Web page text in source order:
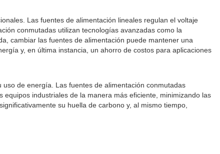
Las fuentes de alimentación lineales regulan el voltaje
conmutadas utilizan tecnologías avanzadas como la
cambiar las fuentes de alimentación puede mantener una
y, en última instancia, un ahorro de costos para aplicaciones
de energía. Las fuentes de alimentación conmutadas
industriales de la manera más eficiente, minimizando las
su huella de carbono y, al mismo tiempo,